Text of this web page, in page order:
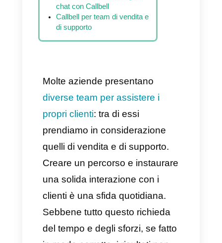
Indice
Che cos’è il routing di chat
Perché è necessario
chat con Callbell
Callbell per team di vendita e
di supporto
Molte aziende presentano
diverse team per assistere i
propri clienti: tra di essi
prendiamo in considerazione